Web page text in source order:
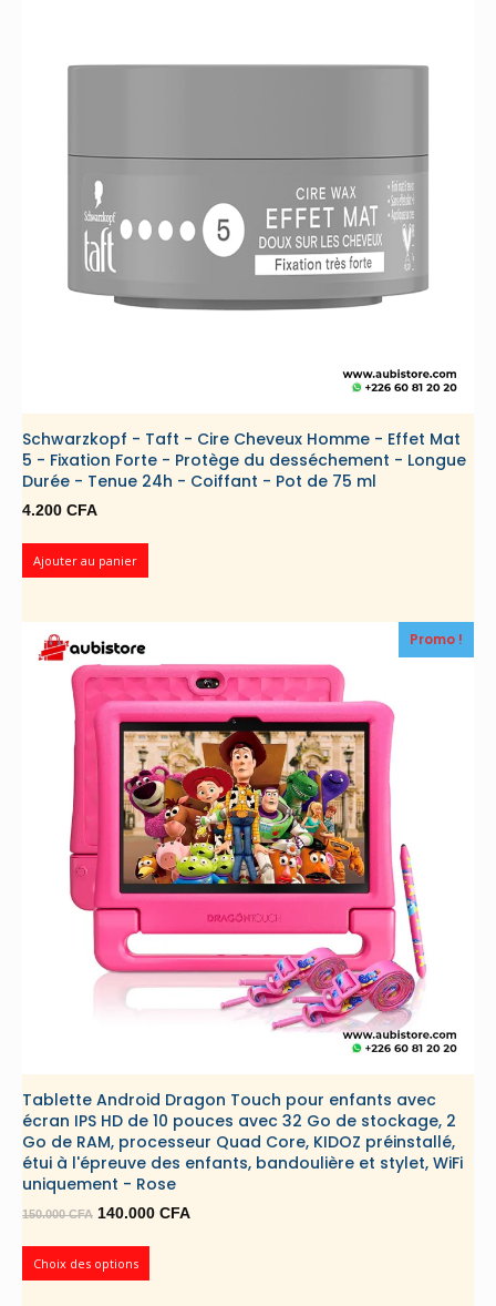
Schwarzkopf - Taft - Cire Cheveux Homme - Effet Mat
5 - Fixation Forte - Protège du desséchement - Longue
Durée - Tenue 24h - Coiffant - Pot de 75 ml
4.200 CFA
Ajouter au panier
Promo !
Tablette Android Dragon Touch pour enfants avec
écran IPS HD de 10 pouces avec 32 Go de stockage, 2
Go de RAM, processeur Quad Core, KIDOZ préinstallé,
étui à l'épreuve des enfants, bandoulière et stylet, WiFi
uniquement - Rose
150.000CFA Le
initial
140.000 CFA
Choix des options